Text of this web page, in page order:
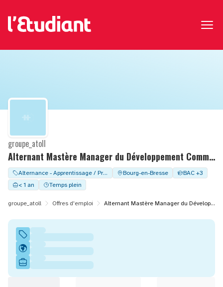
Alternant Mastère Manager du Développement Commercial
groupe_atoll
Alternance - Apprentissage / Professionalisation Bourg-en-Bresse
BAC +3
< 1 an
Temps plein
groupe_atoll Offres d'emploi Alternant Mastère Manager du Développement Commercial